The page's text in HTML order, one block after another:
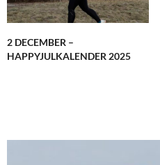
2 DECEMBER –
HAPPYJULKALENDER 2025